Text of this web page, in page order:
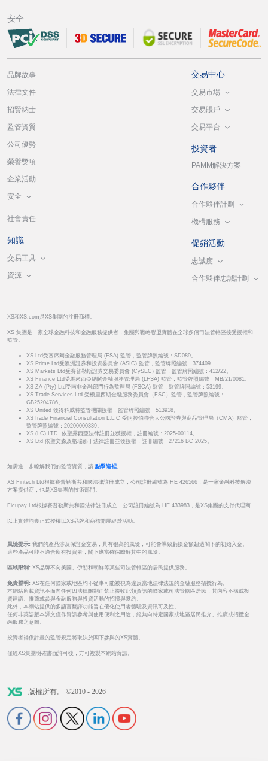
安全
品牌故事
法律文件
招賢納士
監管資質
公司優勢
榮譽獎項
企業活動
安全
社會責任
知識
交易工具
資源
交易中心
交易市場
交易賬戶
交易平台
投資者
PAMM解決方案
合作夥伴
合作夥伴計劃
機構服務
促銷活動
忠誠度
合作夥伴忠誠計劃
XS和XS.com是XS集團的注冊商標。
XS 集團是一家全球金融科技和金融服務提供者，集團與戰略聯盟實體在全球多個司法管轄區接受授權和
監管。
XS Ltd受塞席爾金融服務管理局 (FSA) 監管，監管牌照編號：SD089。
XS Prime Ltd受澳洲證券和投資委員會 (ASIC) 監管，監管牌照編號：374409
XS Markets Ltd受賽普勒斯證券交易委員會 (CySEC) 監管，監管牌照編號：412/22。
XS Finance Ltd受馬來西亞納閩金融服務管理局 (LFSA) 監管，監管牌照編號：MB/21/0081。
XS ZA (Pty) Ltd受南非金融部門行為監理局 (FSCA) 監管，監管牌照編號：53199。
XS Trade Services Ltd 受模里西斯金融服務委員會（FSC）監管，監管牌照編號：
GB25204786。
XS United 獲得科威特監管機關授權，監管牌照編號：513918。
XSTrade Financial Consultation L.L.C 受阿拉伯聯合大公國證券與商品管理局（CMA）監管，
監管牌照編號：20200000339。
XS (LC) LTD. 依聖露西亞法律註冊並獲授權，註冊編號：2025-00114。
XS Ltd 依聖文森及格瑞那丁法律註冊並獲授權，註冊編號：27216 BC 2025。
如需進一步瞭解我們的監管資質，請 點擊這裡。
XS Fintech Ltd根據賽普勒斯共和國法律註冊成立，公司註冊編號為 HE 426566，是一家金融科技解決
方案提供商，也是XS集團的技術部門。
Ficupay Ltd根據賽普勒斯共和國法律註冊成立，公司註冊編號為 HE 433983，是XS集團的支付代理商
以上實體均獲正式授權以XS品牌和商標開展經營活動。
風險提示: 我們的產品涉及保證金交易，具有很高的風險，可能會導致虧損金額超過閣下的初始入金。
這些產品可能不適合所有投資者，閣下應當確保瞭解其中的風險。
區域限制: XS品牌不向美國、伊朗和朝鮮等某些司法管轄區的居民提供服務。
免責聲明: XS在任何國家或地區均不從事可能被視為違反當地法律法規的金融服務招攬行為。
本網站所載資訊不面向任何因法律限制而禁止接收此類資訊的國家或司法管轄區居民，其內容不構成投
資建議、推薦或參與金融服務與投資活動的招攬與邀約。
此外，本網站提供的多語言翻譯功能旨在優化使用者體驗及資訊可及性。
任何非英語版本譯文僅作資訊參考與使用便利之用途，絕無向特定國家或地區居民推介、推廣或招攬金
融服務之意圖。
投資者補償計畫的監管規定將取決於閣下參與的XS實體。
僅經XS集團明確書面許可後，方可複製本網站資訊。
版權所有。 ©2010 - 2026